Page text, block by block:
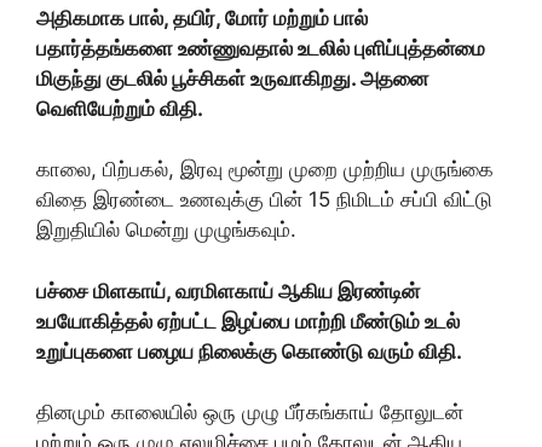
அதிகமாக பால், தயிர், மோர் மற்றும் பால்
பதார்த்தங்களை உண்ணுவதால் உடலில் புளிப்புத்தன்மை
மிகுந்து குடலில் பூச்சிகள் உருவாகிறது. அதனை
வெளியேற்றும் விதி.
காலை, பிற்பகல், இரவு மூன்று முறை முற்றிய முருங்கை
விதை இரண்டை உணவுக்கு பின் 15 நிமிடம் சப்பி விட்டு
இறுதியில் மென்று முழுங்கவும்.
பச்சை மிளகாய், வரமிளகாய் ஆகிய இரண்டின்
உபயோகித்தல் ஏற்பட்ட இழப்பை மாற்றி மீண்டும் உடல்
உறுப்புகளை பழைய நிலைக்கு கொண்டு வரும் விதி.
தினமும் காலையில் ஒரு முழு பீர்கங்காய் தோலுடன்
மற்றும் ஒரு முழு எலுமிச்சை பழம் தோலுடன் ஆகிய